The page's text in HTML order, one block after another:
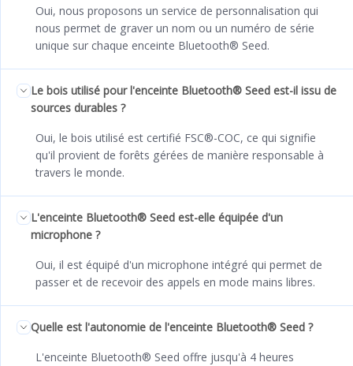
Oui, nous proposons un service de personnalisation qui
nous permet de graver un nom ou un numéro de série
unique sur chaque enceinte Bluetooth® Seed.
Le bois utilisé pour l'enceinte Bluetooth® Seed est-il issu de
sources durables ?
Oui, le bois utilisé est certifié FSC®-COC, ce qui signifie
qu'il provient de forêts gérées de manière responsable à
travers le monde.
L'enceinte Bluetooth® Seed est-elle équipée d'un
microphone ?
Oui, il est équipé d'un microphone intégré qui permet de
passer et de recevoir des appels en mode mains libres.
Quelle est l'autonomie de l'enceinte Bluetooth® Seed ?
L'enceinte Bluetooth® Seed offre jusqu'à 4 heures